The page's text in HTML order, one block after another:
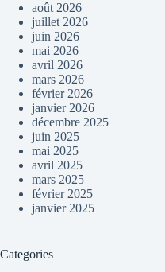
août 2026
juillet 2026
juin 2026
mai 2026
avril 2026
mars 2026
février 2026
janvier 2026
décembre 2025
juin 2025
mai 2025
avril 2025
mars 2025
février 2025
janvier 2025
Categories